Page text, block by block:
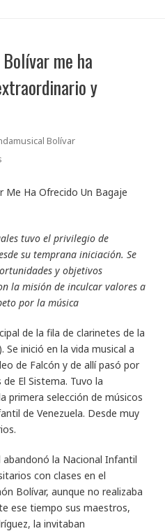
me ha
y
Bolívar
tuvo el privilegio de
su temprana iniciación. Se
y objetivos
la misión de inculcar valores a
por la música
de la fila de clarinetes de la
Se inició en la vida musical a
de Falcón y de allí pasó por
El Sistema. Tuvo la
primera selección de músicos
de Venezuela. Desde muy
la Nacional Infantil
con clases en el
Bolívar, aunque no realizaba
ese tiempo sus maestros,
la invitaban